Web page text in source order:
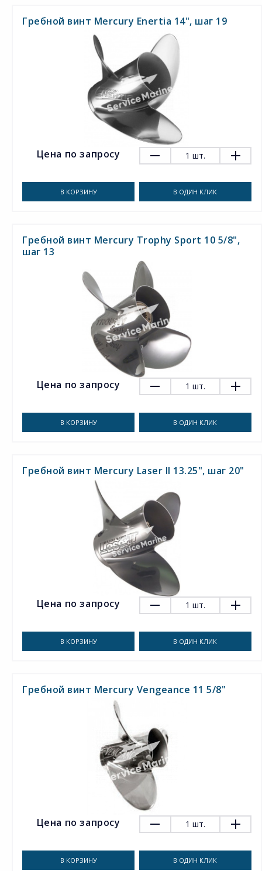
Гребной винт Mercury Enertia 14", шаг 19
Цена по запросу 1 шт.
В КОРЗИНУ В ОДИН КЛИК
Гребной винт Mercury Trophy Sport 10 5/8",
шаг 13
Цена по запросу 1 шт.
В КОРЗИНУ В ОДИН КЛИК
Гребной винт Mercury Laser II 13.25", шаг 20"
Цена по запросу 1 шт.
В КОРЗИНУ В ОДИН КЛИК
Гребной винт Mercury Vengeance 11 5/8"
Цена по запросу 1 шт.
В КОРЗИНУ В ОДИН КЛИК